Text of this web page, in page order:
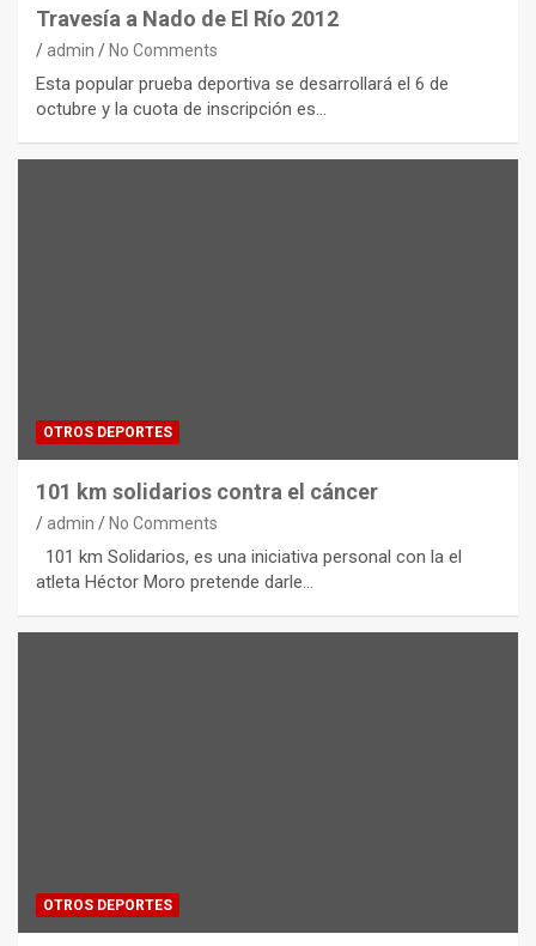
Travesía a Nado de El Río 2012
admin No Comments
Esta popular prueba deportiva se desarrollará el 6 de
octubre y la cuota de inscripción es…
OTROS DEPORTES
101 km solidarios contra el cáncer
admin No Comments
101 km Solidarios, es una iniciativa personal con la el
atleta Héctor Moro pretende darle…
OTROS DEPORTES